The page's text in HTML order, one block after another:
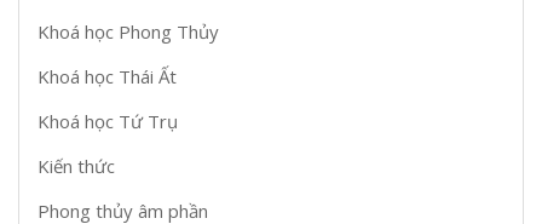
Khoá học Phong Thủy
Khoá học Thái Ất
Khoá học Tứ Trụ
Kiến thức
Phong thủy âm phần